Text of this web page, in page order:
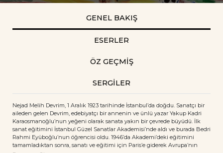
GENEL BAKIŞ
ESERLER
ÖZ GEÇMİŞ
SERGİLER
Nejad Melih Devrim, 1 Aralık 1923 tarihinde İstanbul’da doğdu. Sanatçı bir
aileden gelen Devrim, edebiyatçı bir annenin ve ünlü yazar Yakup Kadri
Karaosmanoğlu’nun yeğeni olarak sanata yakın bir çevrede büyüdü. İlk
sanat eğitimini İstanbul Güzel Sanatlar Akademisi’nde aldı ve burada Bedri
Rahmi Eyüboğlu’nun öğrencisi oldu. 1946’da Akademi’deki eğitimini
tamamladıktan sonra, sanatı ve eğitimi için Paris’e giderek Avrupa’nın